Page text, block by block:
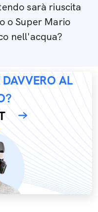
sarà riuscita
o Super Mario
nell'acqua?
AL